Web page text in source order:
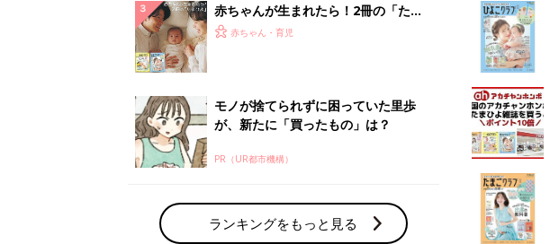
赤ちゃんが生まれたら！2冊の「たま
ひよ」
赤ちゃん・育児
モノが捨てられずに困っていた里歩
が、新たに「買ったもの」は？
PR（UR都市機構）
ランキングをもっと見る